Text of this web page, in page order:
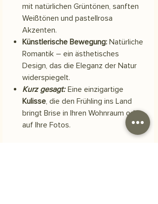
mit natürlichen Grüntönen, sanften
Weißtönen und pastellrosa
Akzenten.
Künstlerische Bewegung: Natürliche
Romantik – ein ästhetisches
Design, das die Eleganz der Natur
widerspiegelt.
Kurz gesagt: Eine einzigartige
Kulisse, die den Frühling ins Land
bringt Brise in Ihren Wohnraum oder
auf Ihre Fotos.